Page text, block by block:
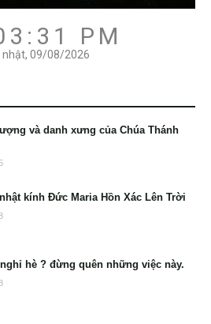
PM
nhật, 09/08/2026
và danh xưng của Chúa Thánh
kính Đức Maria Hồn Xác Lên Trời
hè ? đừng quên những việc này.